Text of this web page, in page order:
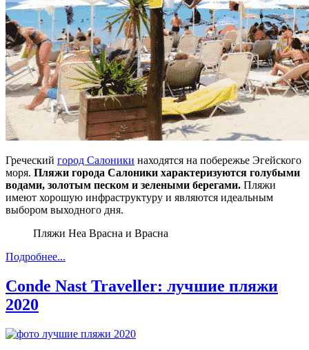
Греческий город Салоники находятся на побережье Эгейского
моря. Пляжи города Салоники характеризуются голубыми
водами, золотым песком и зелеными берегами. Пляжи
имеют хорошую инфраструктуру и являются идеальным
выбором выходного дня.
Пляжи Неа Врасна и Врасна
Подробнее...
Conde Nast Traveller: лучшие пляжи
2020